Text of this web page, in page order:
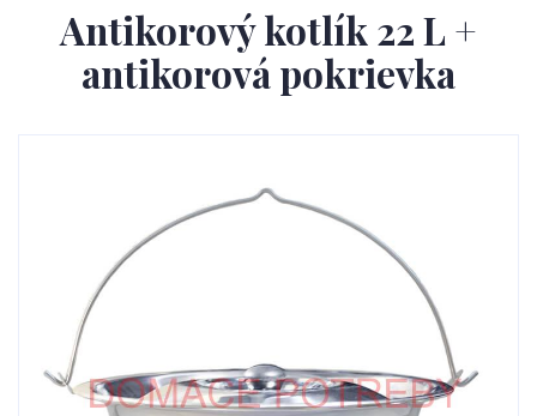
Antikorový kotlík 22 L +
antikorová pokrievka